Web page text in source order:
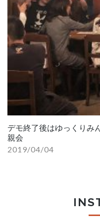
デモ終了後はゆっくりみ
親会
2019/04/04